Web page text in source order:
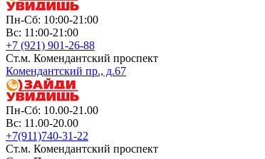
Пн-Сб: 10:00-21:00
Вс: 11:00-21:00
+7 (921) 901-26-88
Ст.м. Комендантский проспект
Комендантский пр., д.67
Пн-Сб: 10.00-21.00
Вс: 11.00-20.00
+7(911)740-31-22
Ст.м. Комендантский проспект